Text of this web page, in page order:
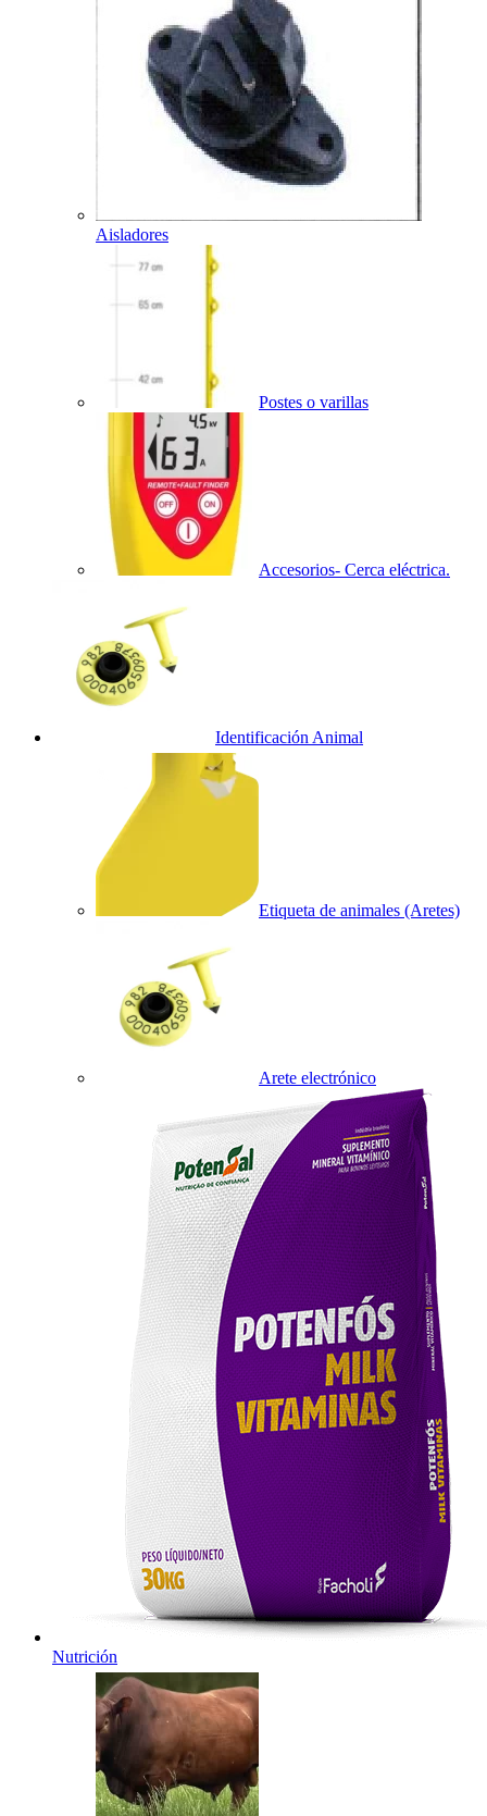
Aisladores
Postes o varillas
Accesorios- Cerca eléctrica.
Identificación Animal
Etiqueta de animales (Aretes)
Arete electrónico
Nutrición